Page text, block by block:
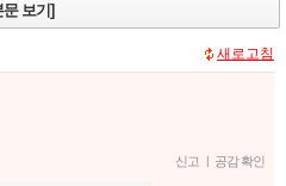
문 보기]
새로고침
신고 | 공감 확인